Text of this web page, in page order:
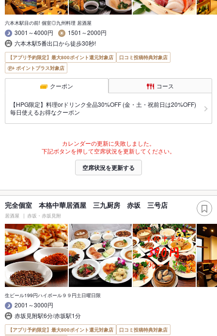
六本木駅目の前! 個室◎九州料理 居酒屋
3001～4000円
1501～2000円
六本木駅5番出口から徒歩30秒!
【アプリ予約限定】最大800ポイント還元対象店
口コミ投稿特典対象店
ポイントプラス対象店
クーポン コース
【HPG限定】料理orドリンク全品30%OFF (金・土・祝前日は20%OFF)
毎日使えるお得なクーポン
カレンダーの更新に失敗しました。
下記ボタンを押して空席状況を更新してください。
空席状況を更新する
完全個室 本格中華居酒屋 三九厨房 赤坂 三号店
居酒屋 赤坂・赤坂見附
生ビール199円ハイボール９９円土日曜日限
2001～3000円
赤坂見附駅6分/赤坂駅1分
【アプリ予約限定】最大800ポイント還元対象店
口コミ投稿特典対象店